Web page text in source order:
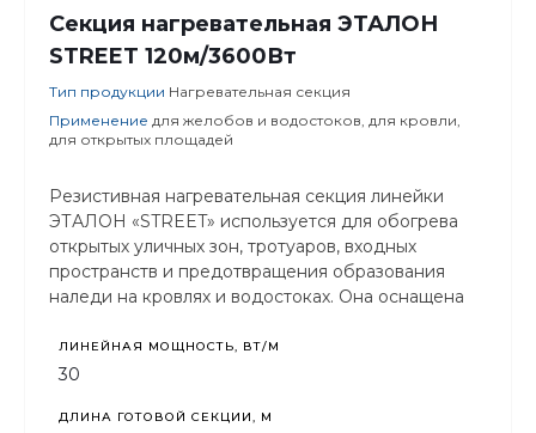
Секция нагревательная ЭТАЛОН
STREET 120м/3600Вт
Тип продукции Нагревательная секция
Применение для желобов и водостоков, для кровли,
для открытых площадей
Резистивная нагревательная секция линейки
ЭТАЛОН «STREET» используется для обогрева
открытых уличных зон, тротуаров, входных
пространств и предотвращения образования
наледи на кровлях и водостоках. Она оснащена
ЛИНЕЙНАЯ МОЩНОСТЬ, ВТ/М
30
ДЛИНА ГОТОВОЙ СЕКЦИИ, М